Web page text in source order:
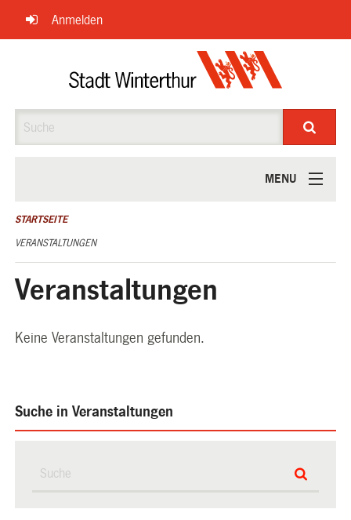
Navigation
überspringen
Anmelden
MENU
ÜBER UNS
STARTSEITE
VERANSTALTUNGEN
Veranstaltungen
Keine Veranstaltungen gefunden.
Suche in Veranstaltungen